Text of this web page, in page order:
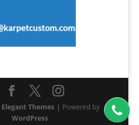
Elegant Themes| Powered by
WordPress